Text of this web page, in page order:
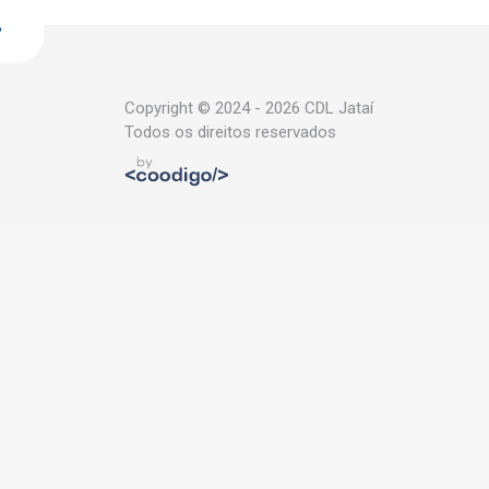
Copyright © 2024 - 2026 CDL Jataí
Todos os direitos reservados